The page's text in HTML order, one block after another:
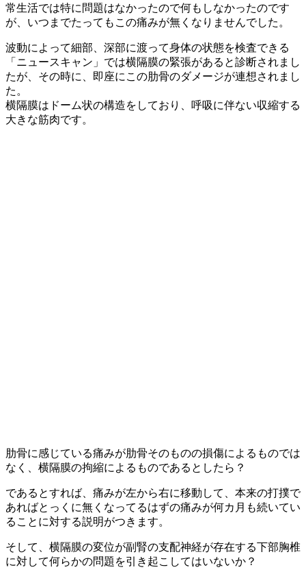
常生活では特に問題はなかったので何もしなかったのです
が、いつまでたってもこの痛みが無くなりませんでした。
波動によって細部、深部に渡って身体の状態を検査できる
「ニュースキャン」では横隔膜の緊張があると診断されまし
たが、その時に、即座にこの肋骨のダメージが連想されまし
た。
横隔膜はドーム状の構造をしており、呼吸に伴ない収縮する
大きな筋肉です。
肋骨に感じている痛みが肋骨そのものの損傷によるものでは
なく、横隔膜の拘縮によるものであるとしたら？
であるとすれば、痛みが左から右に移動して、本来の打撲で
あればとっくに無くなってるはずの痛みが何カ月も続いてい
ることに対する説明がつきます。
そして、横隔膜の変位が副腎の支配神経が存在する下部胸椎
に対して何らかの問題を引き起こしてはいないか？